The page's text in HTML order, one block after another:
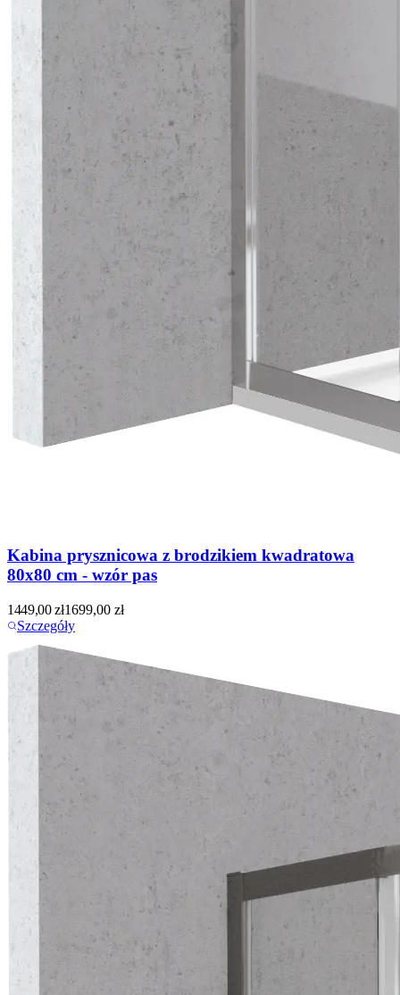
Kabina prysznicowa z brodzikiem kwadratowa
80x80 cm - wzór pas
1449,00zł1699,00zł
Szczegóły